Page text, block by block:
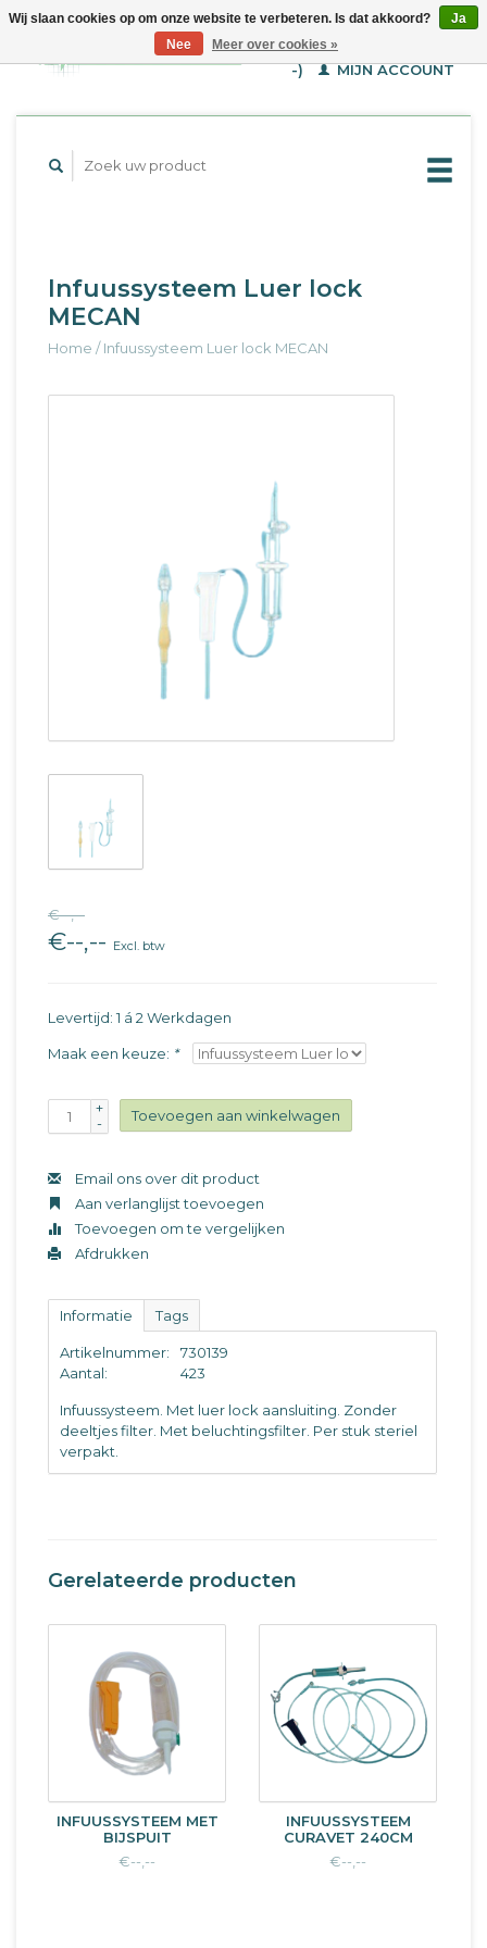
WINKELWAGEN (€--,-
-)
MIJN ACCOUNT
Infuussysteem Luer lock
MECAN
Home /Infuussysteem Luer lock MECAN
€--,--
€--,-- Excl. btw
Levertijd: 1 á 2 Werkdagen
Maak een keuze: *
+
-
Toevoegen aan winkelwagen
Email ons over dit product
Aan verlanglijst toevoegen
Toevoegen om te vergelijken
Afdrukken
Informatie Tags
Artikelnummer:
730139
Aantal:
423
Infuussysteem. Met luer lock aansluiting. Zonder
deeltjes filter. Met beluchtingsfilter. Per stuk steriel
verpakt.
Gerelateerde producten
INFUUSSYSTEEM MET
BIJSPUIT
€--,--
INFUUSSYSTEEM
CURAVET 240CM
€--,--
Wij slaan cookies op om onze website te verbeteren. Is dat akkoord?
Ja
Nee
Meer over cookies »